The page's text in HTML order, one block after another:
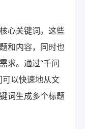
心关键词。这些
和内容，同时也
求。通过“千问
可以快速地从文
词生成多个标题